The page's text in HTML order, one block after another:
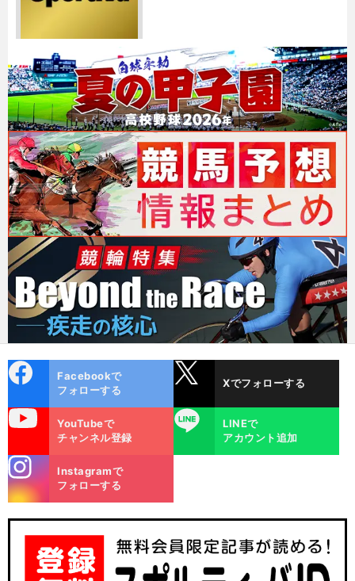
ok
Facebookで
フォローする
Xでフォローする
YouTubeで
チャンネル登録
LINE
LINEで
アカウント追加
m
Instagramで
フォローする